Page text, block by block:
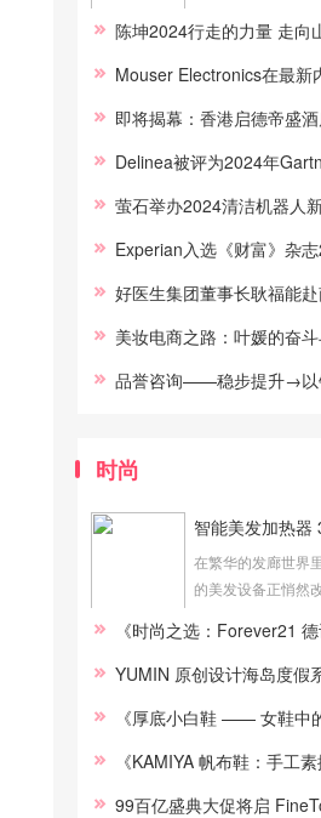
易者和投资者的领
实时数据、可定制
的客户将可以访问
陈坤2024行走的力量 走向山野感受距离自然更
Mouser Electronics在最新内容系列中探讨可持续智能
即将揭幕：香港启德帝盛
Delinea被评为2024年Gartner®特权访问管理魔力象限™的
萤石举办2024清洁机器人新品发布会 多维智能再造行
Experian入选《财富》杂志2024年“百佳科技工作场
好医生集团董事长耿福能赴南京秦邦吉品农业开发公司考
美妆电商之路：叶媛的奋斗与感恩————杭州海仓云商科技有
品誉咨询——稳步提升→以钉钉子精神抓好绩效落
时尚
在繁华的发廊世界
的美发设备正悄然
旋转发廊冷烫烘发
机首先在设计上展
性使得美发师在操
《时尚之选：Forever21 德训女
YUMIN 原创设计海岛度假系列小众编织百
《厚底小白鞋 —— 女鞋中的踩屎感
《KAMIYA 帆布鞋：手工素描的时尚之
99百亿盛典大促将启 FineToday菲婷丝旗下各品牌